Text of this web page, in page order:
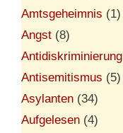
Amtsgeheimnis (1)
Angst (8)
Antidiskriminierung
Antisemitismus (5)
Asylanten (34)
Aufgelesen (4)